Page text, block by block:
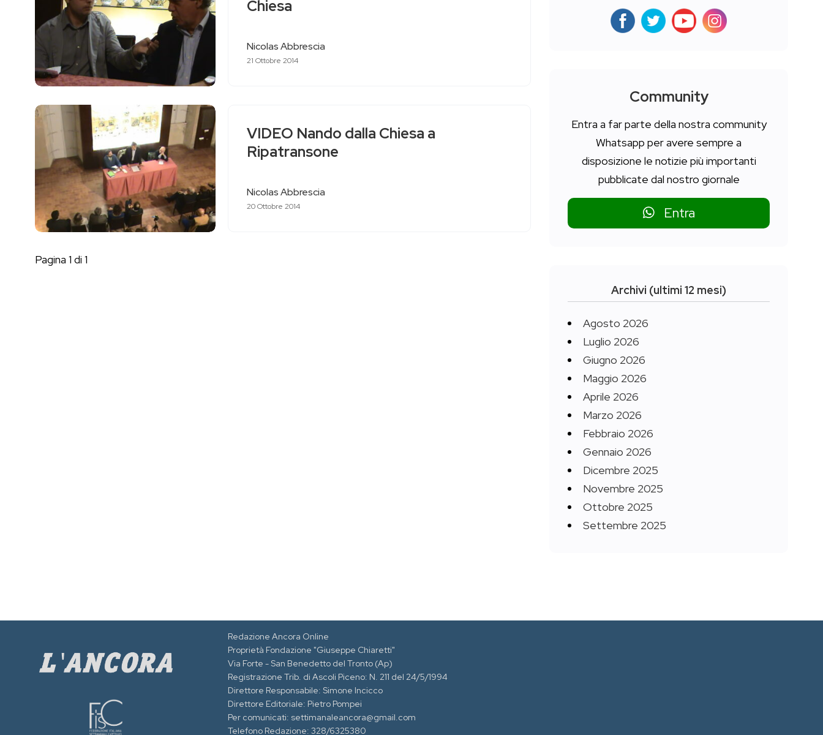
Chiesa
Nicolas Abbrescia
21 Ottobre 2014
VIDEO Nando dalla Chiesa a
Ripatransone
Nicolas Abbrescia
20 Ottobre 2014
Pagina 1 di 1
Community
Entra a far parte della nostra community
Whatsapp per avere sempre a
disposizione le notizie più importanti
pubblicate dal nostro giornale
Entra
Archivi (ultimi 12 mesi)
Agosto 2026
Luglio 2026
Giugno 2026
Maggio 2026
Aprile 2026
Marzo 2026
Febbraio 2026
Gennaio 2026
Dicembre 2025
Novembre 2025
Ottobre 2025
Settembre 2025
Redazione Ancora Online
Proprietà Fondazione "Giuseppe Chiaretti"
Via Forte - San Benedetto del Tronto (Ap)
Registrazione Trib. di Ascoli Piceno: N. 211 del 24/5/1994
Direttore Responsabile: Simone Incicco
Direttore Editoriale: Pietro Pompei
Per comunicati: settimanaleancora@gmail.com
Telefono Redazione: 328/6325380